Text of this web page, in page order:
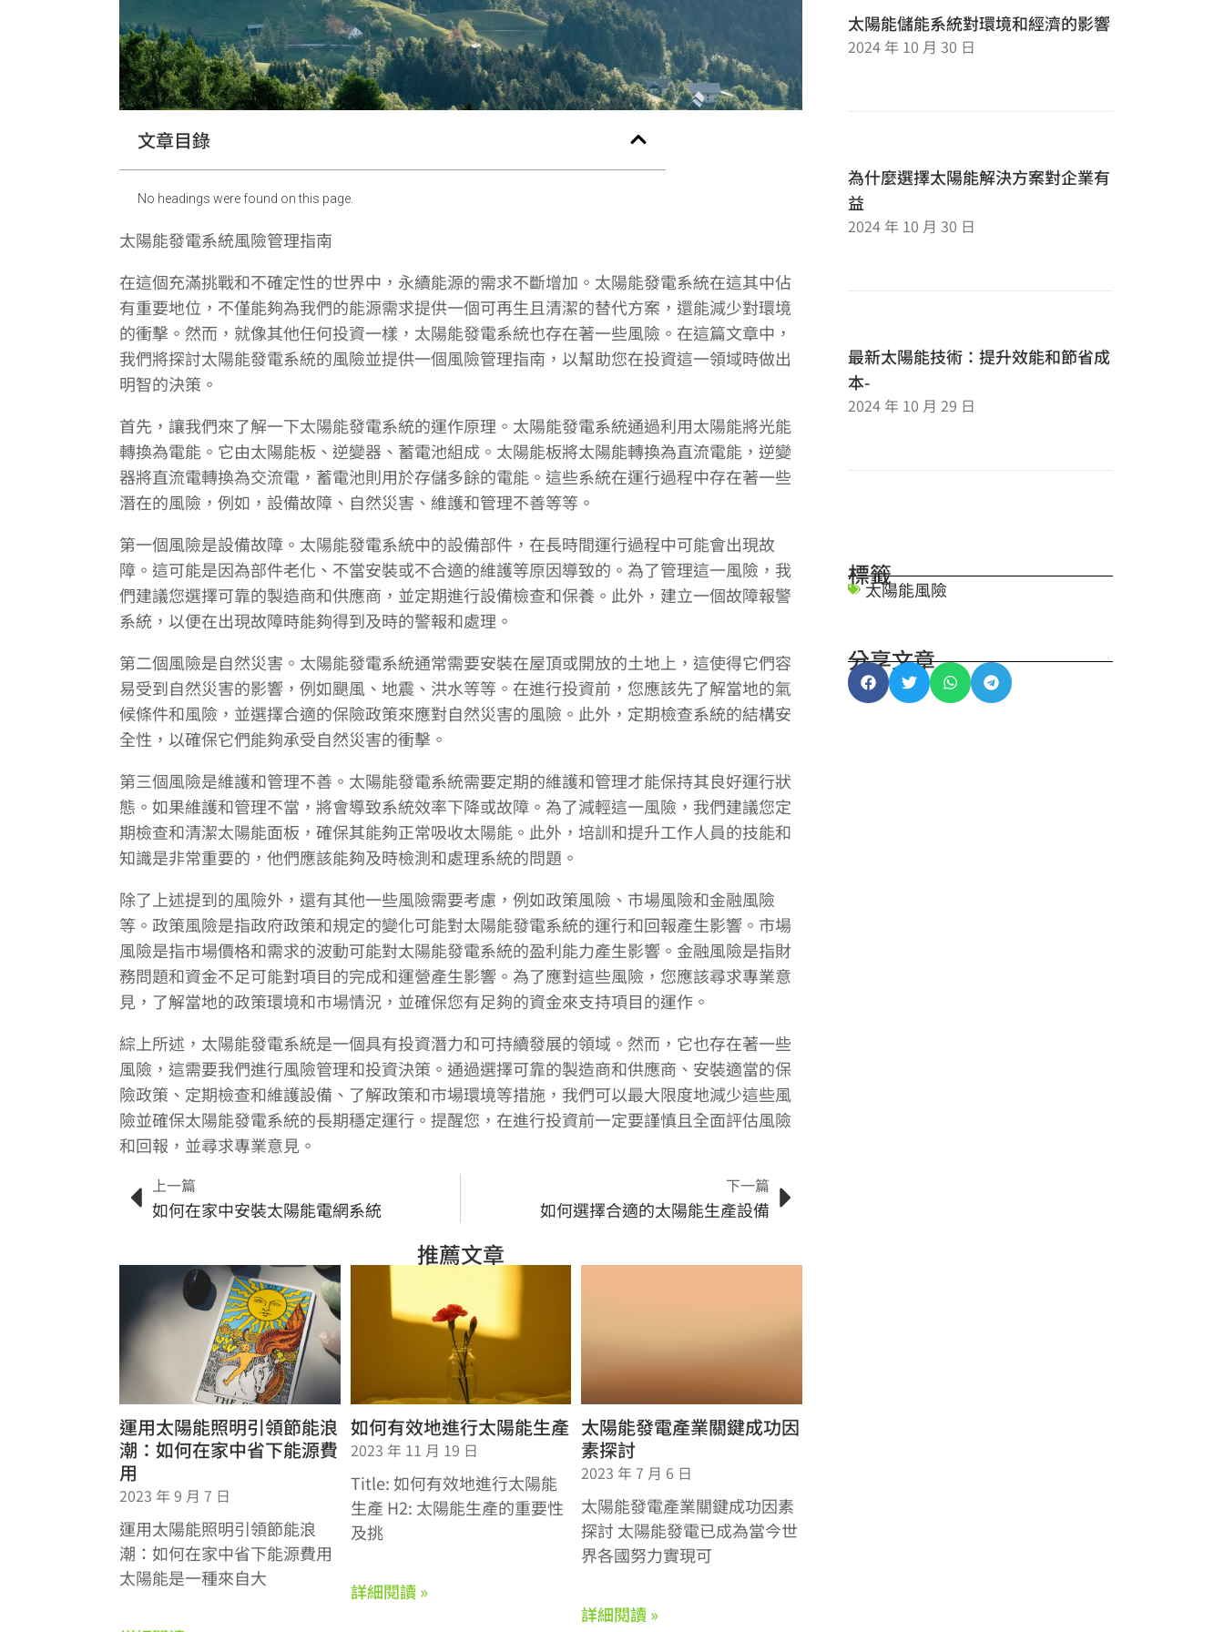
文章目錄
No headings were found on this page.
太陽能發電系統風險管理指南
在這個充滿挑戰和不確定性的世界中，永續能源的需求不斷增加。太陽能發電系統在這其中佔
有重要地位，不僅能夠為我們的能源需求提供一個可再生且清潔的替代方案，還能減少對環境
的衝擊。然而，就像其他任何投資一樣，太陽能發電系統也存在著一些風險。在這篇文章中，
我們將探討太陽能發電系統的風險並提供一個風險管理指南，以幫助您在投資這一領域時做出
明智的決策。
首先，讓我們來了解一下太陽能發電系統的運作原理。太陽能發電系統通過利用太陽能將光能
轉換為電能。它由太陽能板、逆變器、蓄電池組成。太陽能板將太陽能轉換為直流電能，逆變
器將直流電轉換為交流電，蓄電池則用於存儲多餘的電能。這些系統在運行過程中存在著一些
潛在的風險，例如，設備故障、自然災害、維護和管理不善等等。
第一個風險是設備故障。太陽能發電系統中的設備部件，在長時間運行過程中可能會出現故
障。這可能是因為部件老化、不當安裝或不合適的維護等原因導致的。為了管理這一風險，我
們建議您選擇可靠的製造商和供應商，並定期進行設備檢查和保養。此外，建立一個故障報警
系統，以便在出現故障時能夠得到及時的警報和處理。
第二個風險是自然災害。太陽能發電系統通常需要安裝在屋頂或開放的土地上，這使得它們容
易受到自然災害的影響，例如颶風、地震、洪水等等。在進行投資前，您應該先了解當地的氣
候條件和風險，並選擇合適的保險政策來應對自然災害的風險。此外，定期檢查系統的結構安
全性，以確保它們能夠承受自然災害的衝擊。
第三個風險是維護和管理不善。太陽能發電系統需要定期的維護和管理才能保持其良好運行狀
態。如果維護和管理不當，將會導致系統效率下降或故障。為了減輕這一風險，我們建議您定
期檢查和清潔太陽能面板，確保其能夠正常吸收太陽能。此外，培訓和提升工作人員的技能和
知識是非常重要的，他們應該能夠及時檢測和處理系統的問題。
除了上述提到的風險外，還有其他一些風險需要考慮，例如政策風險、市場風險和金融風險
等。政策風險是指政府政策和規定的變化可能對太陽能發電系統的運行和回報產生影響。市場
風險是指市場價格和需求的波動可能對太陽能發電系統的盈利能力產生影響。金融風險是指財
務問題和資金不足可能對項目的完成和運營產生影響。為了應對這些風險，您應該尋求專業意
見，了解當地的政策環境和市場情況，並確保您有足夠的資金來支持項目的運作。
綜上所述，太陽能發電系統是一個具有投資潛力和可持續發展的領域。然而，它也存在著一些
風險，這需要我們進行風險管理和投資決策。通過選擇可靠的製造商和供應商、安裝適當的保
險政策、定期檢查和維護設備、了解政策和市場環境等措施，我們可以最大限度地減少這些風
險並確保太陽能發電系統的長期穩定運行。提醒您，在進行投資前一定要謹慎且全面評估風險
和回報，並尋求專業意見。
上一篇
如何在家中安裝太陽能電網系統
下一篇
如何選擇合適的太陽能生產設備
推薦文章
運用太陽能照明引領節能浪
潮：如何在家中省下能源費
用
2023 年 9 月 7 日
運用太陽能照明引領節能浪
潮：如何在家中省下能源費用
太陽能是一種來自大
如何有效地進行太陽能生產
2023 年 11 月 19 日
Title: 如何有效地進行太陽能
生產 H2: 太陽能生產的重要性
及挑
詳細閱讀 »
太陽能發電產業關鍵成功因
素探討
2023 年 7 月 6 日
太陽能發電產業關鍵成功因素
探討 太陽能發電已成為當今世
界各國努力實現可
詳細閱讀 »
太陽能儲能系統對環境和經濟的影響
2024 年 10 月 30 日
為什麼選擇太陽能解決方案對企業有
益
2024 年 10 月 30 日
最新太陽能技術：提升效能和節省成
本-
2024 年 10 月 29 日
標籤
太陽能風險
分享文章